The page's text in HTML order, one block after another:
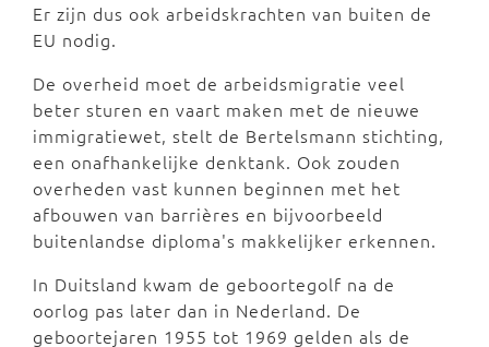
Er zijn dus ook arbeidskrachten van buiten de
EU nodig.
De overheid moet de arbeidsmigratie veel
beter sturen en vaart maken met de nieuwe
immigratiewet, stelt de Bertelsmann stichting,
een onafhankelijke denktank. Ook zouden
overheden vast kunnen beginnen met het
afbouwen van barrières en bijvoorbeeld
buitenlandse diploma's makkelijker erkennen.
In Duitsland kwam de geboortegolf na de
oorlog pas later dan in Nederland. De
geboortejaren 1955 tot 1969 gelden als de